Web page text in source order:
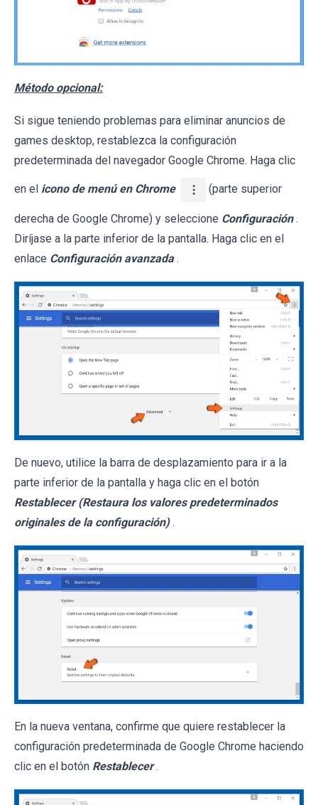
Método opcional:
Si sigue teniendo problemas para eliminar anuncios de
games desktop, restablezca la configuración
predeterminada del navegador Google Chrome. Haga clic
en el icono de menú en Chrome (parte superior
derecha de Google Chrome) y seleccione Configuración .
Diríjase a la parte inferior de la pantalla. Haga clic en el
enlace Configuración avanzada .
De nuevo, utilice la barra de desplazamiento para ir a la
parte inferior de la pantalla y haga clic en el botón
Restablecer (Restaura los valores predeterminados
originales de la configuración) .
En la nueva ventana, confirme que quiere restablecer la
configuración predeterminada de Google Chrome haciendo
clic en el botón Restablecer .